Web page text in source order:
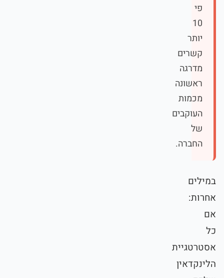
פי
10
יותר
קשרים
מדרגה
ראשונה
מכמות
העוקבים
של
החברה.
במילים
אחרות:
אם
כל
אסטרטגיית
הלינקדאין